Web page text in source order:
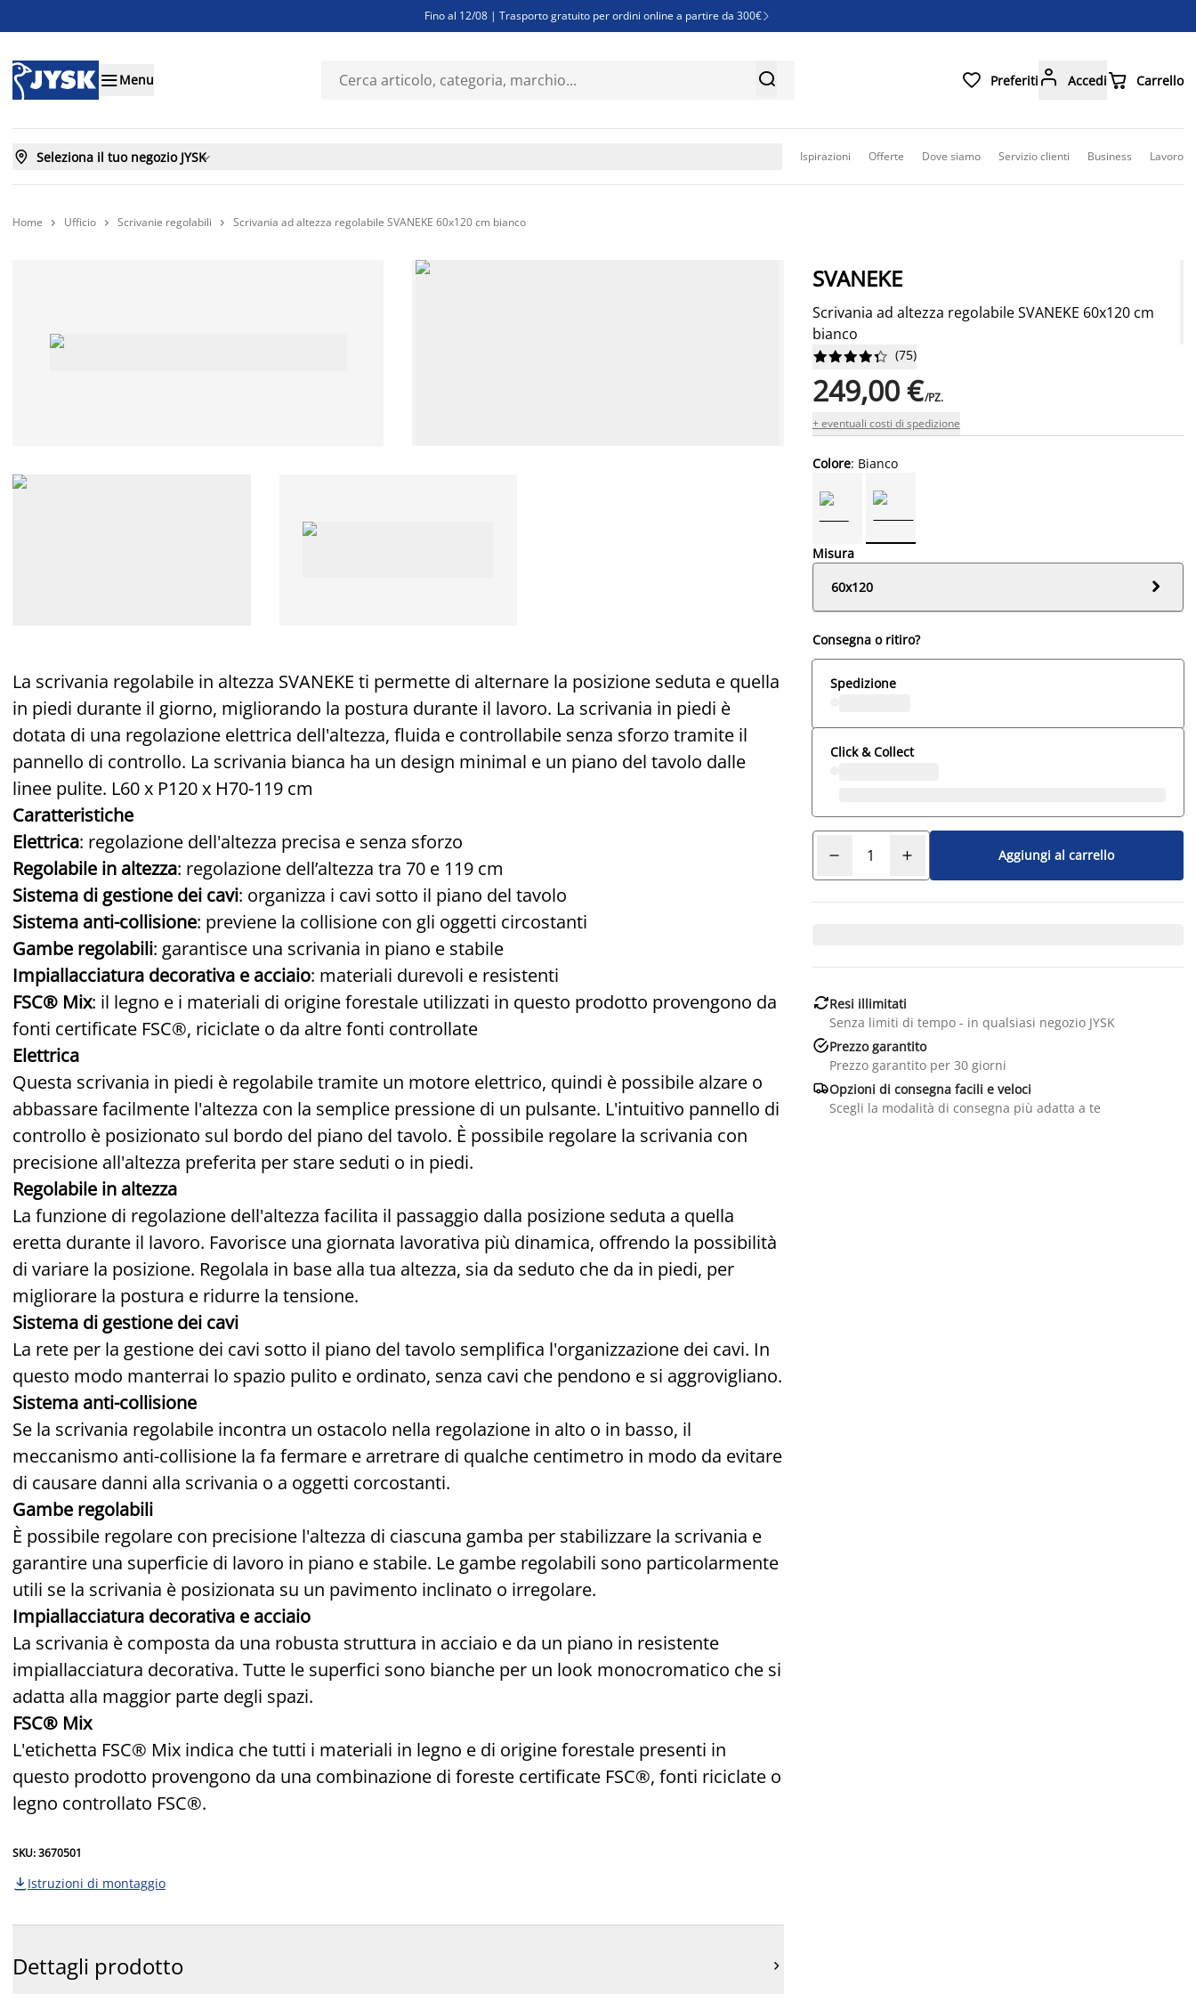
Fino al 12/08 | Trasporto gratuito per ordini online a partire da 300€ 
Finanziamenti - Scegli il piano di rimborso più adatto a te
Menu   Preferiti  Accedi Carrello
 Seleziona il tuo negozio JYSK Ispirazioni Offerte Dove siamo Servizio clienti Business Lavoro
Home  Ufficio  Scrivanie regolabili  Scrivania ad altezza regolabile SVANEKE 60x120 cm bianco
La scrivania regolabile in altezza SVANEKE ti permette di alternare la posizione seduta e quella
in piedi durante il giorno, migliorando la postura durante il lavoro. La scrivania in piedi è
dotata di una regolazione elettrica dell'altezza, fluida e controllabile senza sforzo tramite il
pannello di controllo. La scrivania bianca ha un design minimal e un piano del tavolo dalle
linee pulite. L60 x P120 x H70-119 cm
Caratteristiche
Elettrica: regolazione dell'altezza precisa e senza sforzo
Regolabile in altezza: regolazione dell’altezza tra 70 e 119 cm
Sistema di gestione dei cavi: organizza i cavi sotto il piano del tavolo
Sistema anti-collisione: previene la collisione con gli oggetti circostanti
Gambe regolabili: garantisce una scrivania in piano e stabile
Impiallacciatura decorativa e acciaio: materiali durevoli e resistenti
FSC® Mix: il legno e i materiali di origine forestale utilizzati in questo prodotto provengono da
fonti certificate FSC®, riciclate o da altre fonti controllate
Elettrica
Questa scrivania in piedi è regolabile tramite un motore elettrico, quindi è possibile alzare o
abbassare facilmente l'altezza con la semplice pressione di un pulsante. L'intuitivo pannello di
controllo è posizionato sul bordo del piano del tavolo. È possibile regolare la scrivania con
precisione all'altezza preferita per stare seduti o in piedi.
Regolabile in altezza
La funzione di regolazione dell'altezza facilita il passaggio dalla posizione seduta a quella
eretta durante il lavoro. Favorisce una giornata lavorativa più dinamica, offrendo la possibilità
di variare la posizione. Regolala in base alla tua altezza, sia da seduto che da in piedi, per
migliorare la postura e ridurre la tensione.
Sistema di gestione dei cavi
La rete per la gestione dei cavi sotto il piano del tavolo semplifica l'organizzazione dei cavi. In
questo modo manterrai lo spazio pulito e ordinato, senza cavi che pendono e si aggrovigliano.
Sistema anti-collisione
Se la scrivania regolabile incontra un ostacolo nella regolazione in alto o in basso, il
meccanismo anti-collisione la fa fermare e arretrare di qualche centimetro in modo da evitare
di causare danni alla scrivania o a oggetti corcostanti.
Gambe regolabili
È possibile regolare con precisione l'altezza di ciascuna gamba per stabilizzare la scrivania e
garantire una superficie di lavoro in piano e stabile. Le gambe regolabili sono particolarmente
utili se la scrivania è posizionata su un pavimento inclinato o irregolare.
Impiallacciatura decorativa e acciaio
La scrivania è composta da una robusta struttura in acciaio e da un piano in resistente
impiallacciatura decorativa. Tutte le superfici sono bianche per un look monocromatico che si
adatta alla maggior parte degli spazi.
FSC® Mix
L'etichetta FSC® Mix indica che tutti i materiali in legno e di origine forestale presenti in
questo prodotto provengono da una combinazione di foreste certificate FSC®, fonti riciclate o
legno controllato FSC®.
SKU: 3670501
 Istruzioni di montaggio
Dettagli prodotto 
SVANEKE
Scrivania ad altezza regolabile SVANEKE 60x120 cm
bianco





 (75)
249,00 €/PZ.
+ eventuali costi di spedizione
Colore: Bianco
Misura
60x120

Consegna o ritiro?
Spedizione
Click & Collect
Aggiungi al carrello
Resi illimitati
Senza limiti di tempo - in qualsiasi negozio JYSK
Prezzo garantito
Prezzo garantito per 30 giorni
Opzioni di consegna facili e veloci
Scegli la modalità di consegna più adatta a te